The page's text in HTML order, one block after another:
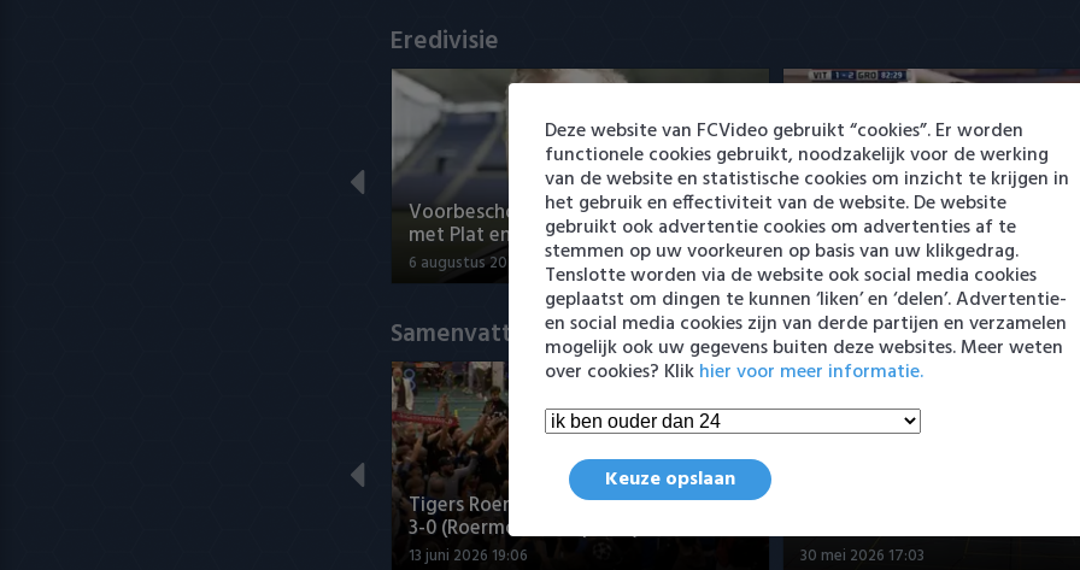
Eredivisie
Voorbeschouwing Cambuur-Excelsior
met Plat en El Arguioui
6 augustus 2026 18:49
PSV presenteert Filip Kostic:
Serviër tekent voor t…
6 augustus 2026 16:30
Samenvattingen Eredivisie
Tigers Roermond - Futsal Amsterdam
3-0 (Roermond kampioen)
13 juni 2026 19:06
Samenvatting ZVG/Cagemax
Amsterdam 4-2
30 mei 2026 17:03
Deze website van FCVideo gebruikt “cookies”. Er worden
functionele cookies gebruikt, noodzakelijk voor de werking
van de website en statistische cookies om inzicht te krijgen in
het gebruik en effectiviteit van de website. De website
gebruikt ook advertentie cookies om advertenties af te
stemmen op uw voorkeuren op basis van uw klikgedrag.
Tenslotte worden via de website ook social media cookies
geplaatst om dingen te kunnen ‘liken’ en ‘delen’. Advertentie-
en social media cookies zijn van derde partijen en verzamelen
mogelijk ook uw gegevens buiten deze websites. Meer weten
over cookies? Klikhier voor meer informatie.
Keuze opslaan